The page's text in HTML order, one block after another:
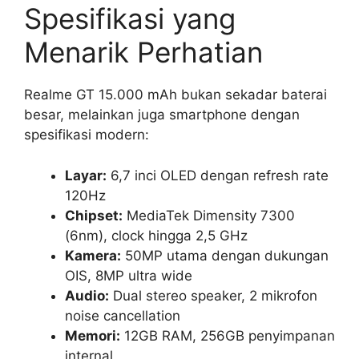
Spesifikasi yang
Menarik Perhatian
Realme GT 15.000 mAh bukan sekadar baterai
besar, melainkan juga smartphone dengan
spesifikasi modern:
Layar: 6,7 inci OLED dengan refresh rate
120Hz
Chipset: MediaTek Dimensity 7300
(6nm), clock hingga 2,5 GHz
Kamera: 50MP utama dengan dukungan
OIS, 8MP ultra wide
Audio: Dual stereo speaker, 2 mikrofon
noise cancellation
Memori: 12GB RAM, 256GB penyimpanan
internal